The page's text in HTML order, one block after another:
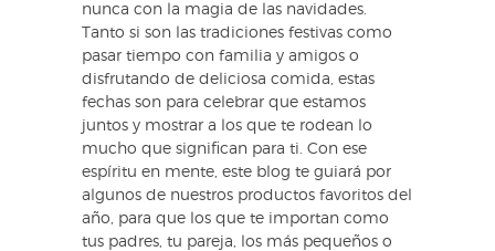
nunca con la magia de las navidades.
Tanto si son las tradiciones festivas como
pasar tiempo con familia y amigos o
disfrutando de deliciosa comida, estas
fechas son para celebrar que estamos
juntos y mostrar a los que te rodean lo
mucho que significan para ti. Con ese
espíritu en mente, este blog te guiará por
algunos de nuestros productos favoritos del
año, para que los que te importan como
tus padres, tu pareja, los más pequeños o